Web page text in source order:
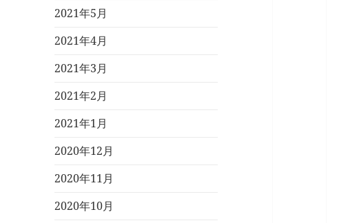
2021年5月
2021年4月
2021年3月
2021年2月
2021年1月
2020年12月
2020年11月
2020年10月